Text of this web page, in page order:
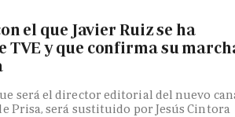
el que Javier Ruiz se ha
TVE y que confirma su
será el director editorial del nuevo
Prisa, será sustituido por Jesús Cintora